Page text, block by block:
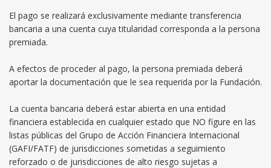
El pago se realizará exclusivamente mediante transferencia
bancaria a una cuenta cuya titularidad corresponda a la persona
premiada.
A efectos de proceder al pago, la persona premiada deberá
aportar la documentación que le sea requerida por la Fundación.
La cuenta bancaria deberá estar abierta en una entidad
financiera establecida en cualquier estado que NO figure en las
listas públicas del Grupo de Acción Financiera Internacional
(GAFI/FATF) de jurisdicciones sometidas a seguimiento
reforzado o de jurisdicciones de alto riesgo sujetas a